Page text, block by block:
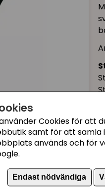
Cookies för att
samt för att samla
används och för
Endast nödvändiga